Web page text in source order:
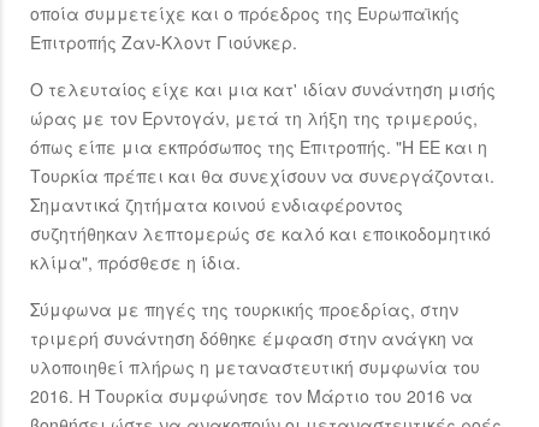
οποία συμμετείχε και ο πρόεδρος της Ευρωπαϊκής
Επιτροπής Ζαν-Κλοντ Γιούνκερ.
Ο τελευταίος είχε και μια κατ' ιδίαν συνάντηση μισής
ώρας με τον Ερντογάν, μετά τη λήξη της τριμερούς,
όπως είπε μια εκπρόσωπος της Επιτροπής. "Η ΕΕ και η
Τουρκία πρέπει και θα συνεχίσουν να συνεργάζονται.
Σημαντικά ζητήματα κοινού ενδιαφέροντος
συζητήθηκαν λεπτομερώς σε καλό και εποικοδομητικό
κλίμα", πρόσθεσε η ίδια.
Σύμφωνα με πηγές της τουρκικής προεδρίας, στην
τριμερή συνάντηση δόθηκε έμφαση στην ανάγκη να
υλοποιηθεί πλήρως η μεταναστευτική συμφωνία του
2016. Η Τουρκία συμφώνησε τον Μάρτιο του 2016 να